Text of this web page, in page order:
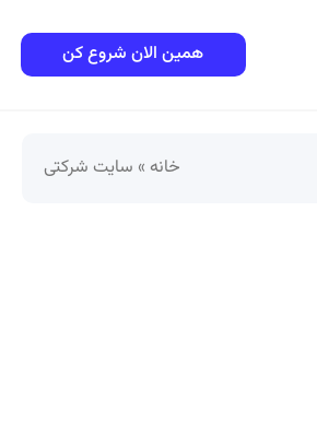
همین الان شروع کن
خانه » سایت شرکتی